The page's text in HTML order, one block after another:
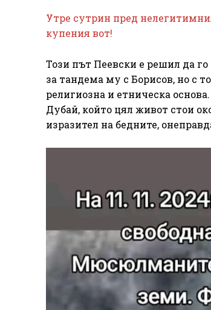
Утре сутрин пред
купения вот!
Този път Пеевски е решил да
за тандема му с Борисов, но с
религиозна и етническа
Дубай, който цял живот стои
изразител на бедните,